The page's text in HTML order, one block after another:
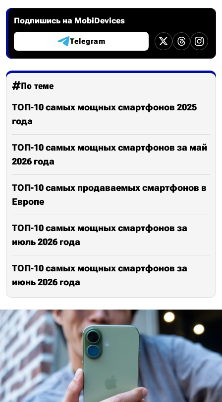
Подпишись на MobiDevices
Telegram
По теме
ТОП-10 самых мощных смартфонов 2025
года
ТОП-10 самых мощных смартфонов за май
2026 года
ТОП-10 самых продаваемых смартфонов в
Европе
ТОП-10 самых мощных смартфонов за
июль 2026 года
ТОП-10 самых мощных смартфонов за
июнь 2026 года